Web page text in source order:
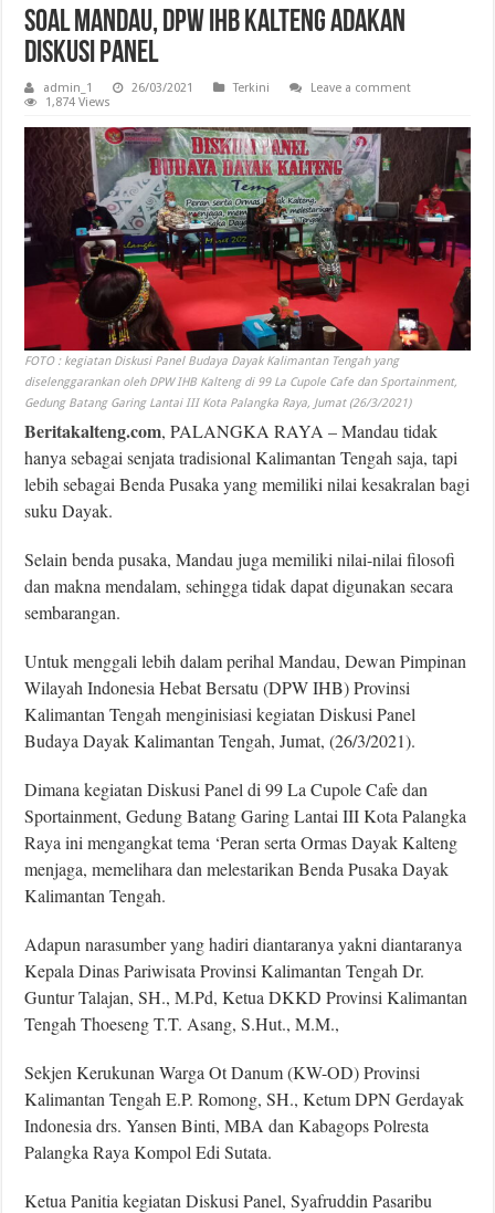
Soal Mandau, DPW IHB Kalteng Adakan
Diskusi Panel
admin_1 26/03/2021 Terkini
Leave a comment
1,874 Views
FOTO : kegiatan Diskusi Panel Budaya Dayak Kalimantan Tengah yang
diselenggarankan oleh DPW IHB Kalteng di 99 La Cupole Cafe dan Sportainment,
Gedung Batang Garing Lantai III Kota Palangka Raya, Jumat (26/3/2021)
Beritakalteng.com, PALANGKA RAYA – Mandau tidak
hanya sebagai senjata tradisional Kalimantan Tengah saja, tapi
lebih sebagai Benda Pusaka yang memiliki nilai kesakralan bagi
suku Dayak.
Selain benda pusaka, Mandau juga memiliki nilai-nilai filosofi
dan makna mendalam, sehingga tidak dapat digunakan secara
sembarangan.
Untuk menggali lebih dalam perihal Mandau, Dewan Pimpinan
Wilayah Indonesia Hebat Bersatu (DPW IHB) Provinsi
Kalimantan Tengah menginisiasi kegiatan Diskusi Panel
Budaya Dayak Kalimantan Tengah, Jumat, (26/3/2021).
Dimana kegiatan Diskusi Panel di 99 La Cupole Cafe dan
Sportainment, Gedung Batang Garing Lantai III Kota Palangka
Raya inimengangkat tema ‘Peran serta Ormas Dayak Kalteng
menjaga, memelihara dan melestarikan Benda Pusaka Dayak
Kalimantan Tengah.
Adapun narasumber yang hadiri diantaranya yakni diantaranya
Kepala Dinas Pariwisata Provinsi Kalimantan Tengah Dr.
Guntur Talajan, SH., M.Pd, Ketua DKKD Provinsi Kalimantan
Tengah Thoeseng T.T. Asang, S.Hut., M.M.,
Sekjen Kerukunan Warga Ot Danum (KW-OD) Provinsi
Kalimantan Tengah E.P. Romong, SH., Ketum DPN Gerdayak
Indonesia drs. Yansen Binti, MBA dan Kabagops Polresta
Palangka Raya Kompol Edi Sutata.
Ketua Panitia kegiatan Diskusi Panel, Syafruddin Pasaribu